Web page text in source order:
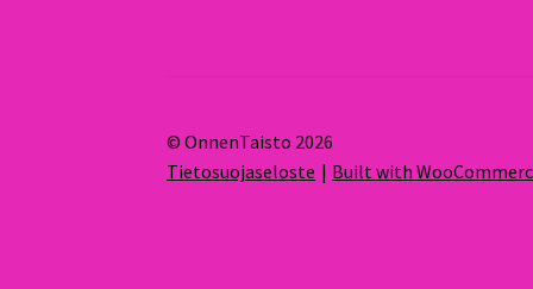
© OnnenTaisto 2026
Tietosuojaseloste
Built with